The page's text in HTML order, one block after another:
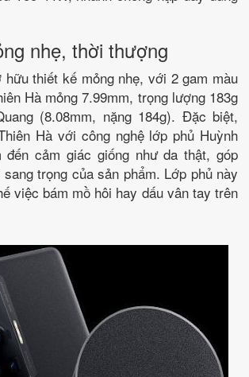
nhẹ, thời thượng
thiết kế mỏng nhẹ, với 2 gam màu
Hà mỏng 7.99mm, trọng lượng 183g
(8.08mm, nặng 184g). Đặc biệt,
Hà với công nghệ lớp phủ Huỳnh
đến cảm giác giống như da thật, góp
trọng của sản phẩm. Lớp phủ này
việc bám mồ hôi hay dấu vân tay trên